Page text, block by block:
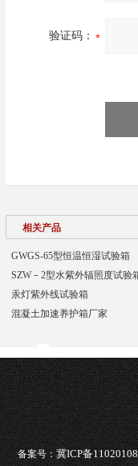
验证码：
相关产品
GWGS-65型恒温恒湿试验箱
SZW－2型水紫外辐照度试验
汞灯紫外线试验箱
混凝土加速养护箱厂家
备案号：冀ICP备